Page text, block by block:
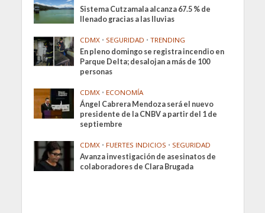
Sistema Cutzamala alcanza 67.5 % de
llenado gracias a las lluvias
CDMX • SEGURIDAD • TRENDING
En pleno domingo se registra incendio en
Parque Delta; desalojan a más de 100
personas
CDMX • ECONOMÍA
Ángel Cabrera Mendoza será el nuevo
presidente de la CNBV a partir del 1 de
septiembre
CDMX • FUERTES INDICIOS • SEGURIDAD
Avanza investigación de asesinatos de
colaboradores de Clara Brugada